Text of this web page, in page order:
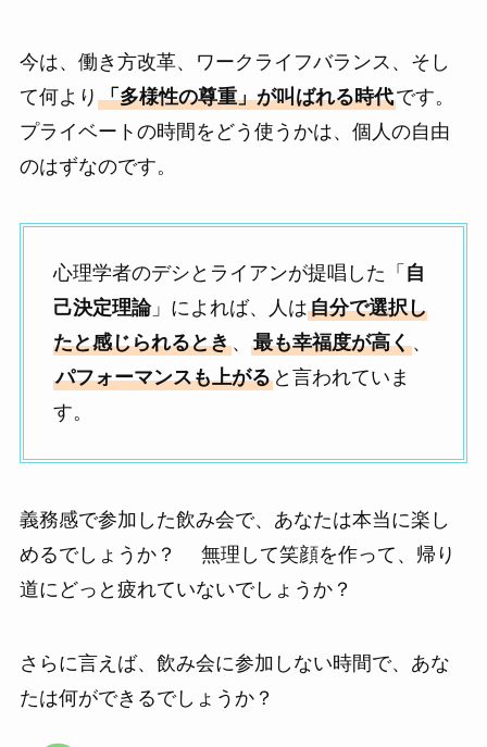
今は、働き方改革、ワークライフバランス、そし
て何より 「多様性の尊重」が叫ばれる時代です。
プライベートの時間をどう使うかは、個人の自由
のはずなのです。
心理学者のデシとライアンが提唱した「 自
己決定理論」によれば、人は自分で選択し
たと感じられるとき、 最も幸福度が高く、
パフォーマンスも上がると言われていま
す。
義務感で参加した飲み会で、あなたは本当に楽し
めるでしょうか？ 無理して笑顔を作って、帰り
道にどっと疲れていないでしょうか？
さらに言えば、飲み会に参加しない時間で、あな
たは何ができるでしょうか？